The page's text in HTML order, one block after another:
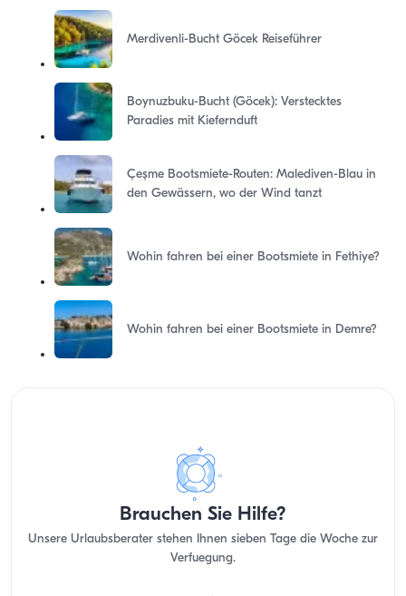
Merdivenli-Bucht Göcek Reiseführer
Boynuzbuku-Bucht (Göcek): Verstecktes
Paradies mit Kiefernduft
Çeşme Bootsmiete-Routen: Malediven-Blau in
den Gewässern, wo der Wind tanzt
Wohin fahren bei einer Bootsmiete in Fethiye?
Wohin fahren bei einer Bootsmiete in Demre?
Brauchen Sie Hilfe?
Unsere Urlaubsberater stehen Ihnen sieben Tage die Woche zur
Verfuegung.